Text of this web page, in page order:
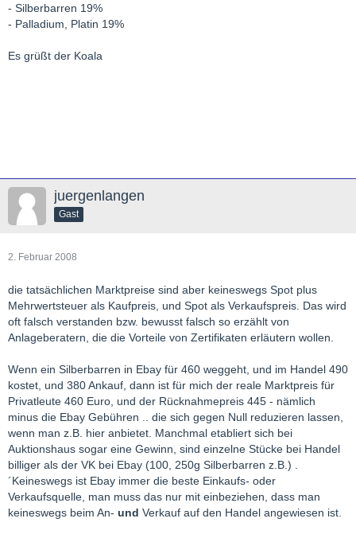
- Silberbarren 19%
- Palladium, Platin 19%
Es grüßt der Koala
juergenlangen
Gast
2. Februar 2008
die tatsächlichen Marktpreise sind aber keineswegs Spot plus
Mehrwertsteuer als Kaufpreis, und Spot als Verkaufspreis. Das wird
oft falsch verstanden bzw. bewusst falsch so erzählt von
Anlageberatern, die die Vorteile von Zertifikaten erläutern wollen.
Wenn ein Silberbarren in Ebay für 460 weggeht, und im Handel 490
kostet, und 380 Ankauf, dann ist für mich der reale Marktpreis für
Privatleute 460 Euro, und der Rücknahmepreis 445 - nämlich
minus die Ebay Gebühren .. die sich gegen Null reduzieren lassen,
wenn man z.B. hier anbietet. Manchmal etabliert sich bei
Auktionshaus sogar eine Gewinn, sind einzelne Stücke bei Handel
billiger als der VK bei Ebay (100, 250g Silberbarren z.B.) .
´Keineswegs ist Ebay immer die beste Einkaufs- oder
Verkaufsquelle, man muss das nur mit einbeziehen, dass man
keineswegs beim An- und Verkauf auf den Handel angewiesen ist.